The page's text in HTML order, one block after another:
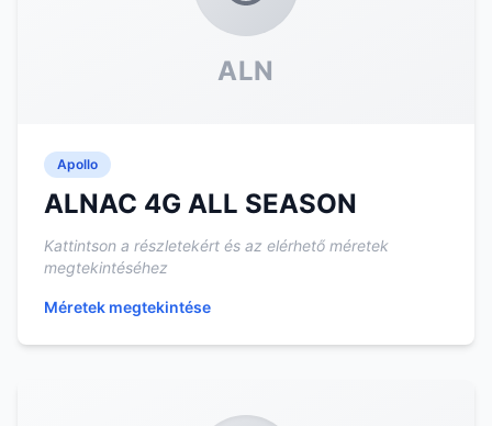
ALN
Apollo
ALNAC 4G ALL SEASON
Kattintson a részletekért és az elérhető méretek
megtekintéséhez
Méretek megtekintése